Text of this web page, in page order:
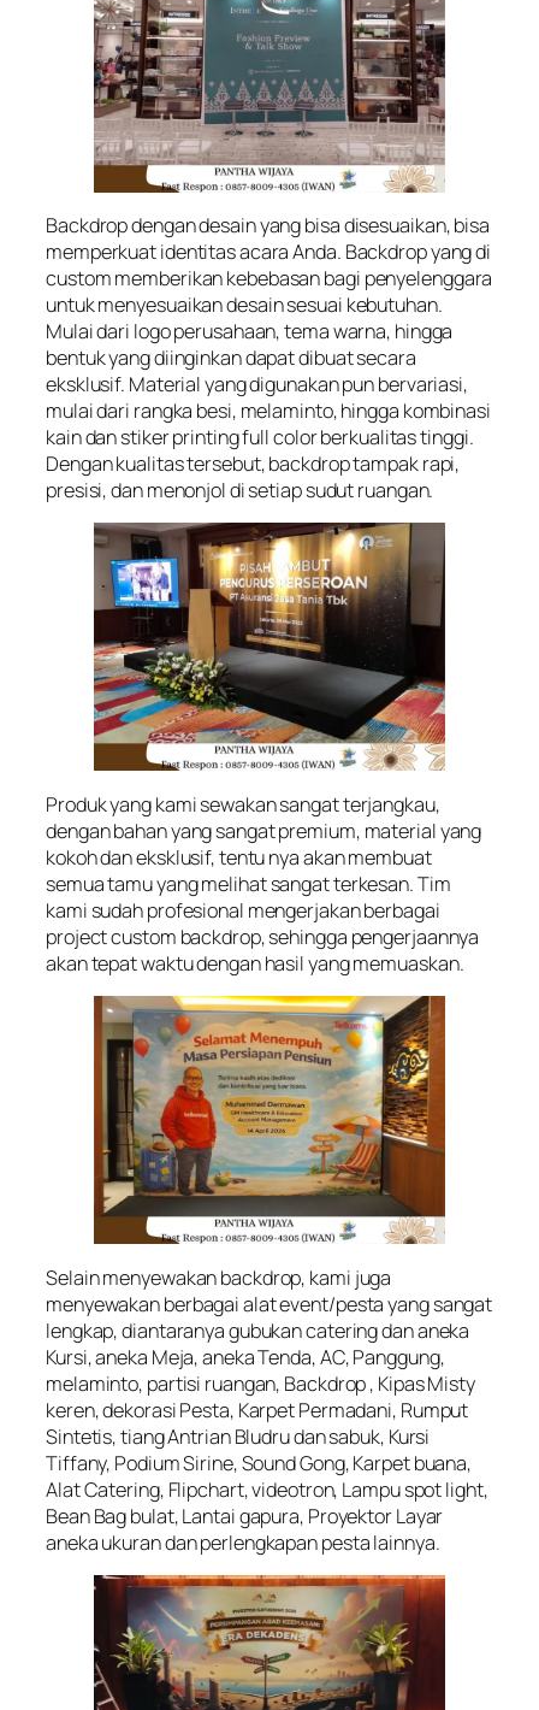
Backdrop dengan desain yang bisa disesuaikan, bisa
memperkuat identitas acara Anda. Backdrop yang di
custom memberikan kebebasan bagi penyelenggara
untuk menyesuaikan desain sesuai kebutuhan.
Mulai dari logo perusahaan, tema warna, hingga
bentuk yang diinginkan dapat dibuat secara
eksklusif. Material yang digunakan pun bervariasi,
mulai dari rangka besi, melaminto, hingga kombinasi
kain dan stiker printing full color berkualitas tinggi.
Dengan kualitas tersebut, backdrop tampak rapi,
presisi, dan menonjol di setiap sudut ruangan.
Produk yang kami sewakan sangat terjangkau,
dengan bahan yang sangat premium, material yang
kokoh dan eksklusif, tentu nya akan membuat
semua tamu yang melihat sangat terkesan. Tim
kami sudah profesional mengerjakan berbagai
project custom backdrop, sehingga pengerjaannya
akan tepat waktu dengan hasil yang memuaskan.
Selain menyewakan backdrop, kami juga
menyewakan berbagai alat event/pesta yang sangat
lengkap, diantaranya gubukan catering dan aneka
Kursi, aneka Meja, aneka Tenda, AC, Panggung,
melaminto, partisi ruangan, Backdrop , Kipas Misty
keren, dekorasi Pesta, Karpet Permadani, Rumput
Sintetis, tiang Antrian Bludru dan sabuk, Kursi
Tiffany, Podium Sirine, Sound Gong, Karpet buana,
Alat Catering, Flipchart, videotron, Lampu spot light,
Bean Bag bulat, Lantai gapura, Proyektor Layar
aneka ukuran dan perlengkapan pesta lainnya.